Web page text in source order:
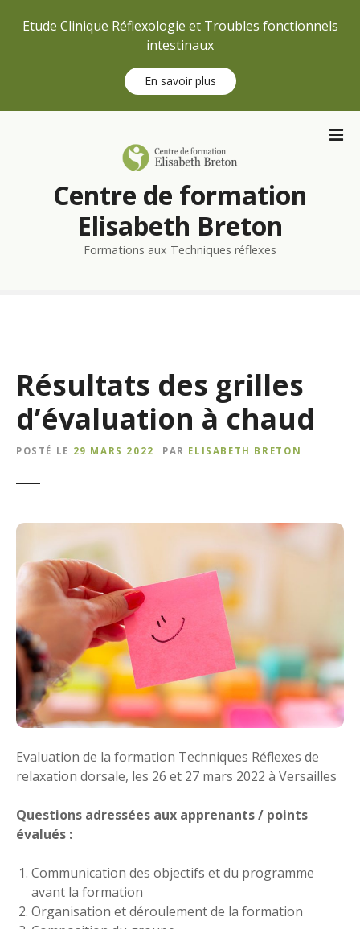
Etude Clinique Réflexologie et Troubles fonctionnels
intestinaux
En savoir plus
Centre de formation
Elisabeth Breton
Formations aux Techniques réflexes
Résultats des grilles
d’évaluation à chaud
POSTÉ LE 29 MARS 2022 PAR ELISABETH BRETON
Evaluation de la formation Techniques Réflexes de
relaxation dorsale, les 26 et 27 mars 2022 à Versailles
Questions adressées aux apprenants / points
évalués :
Communication des objectifs et du programme
avant la formation
Organisation et déroulement de la formation